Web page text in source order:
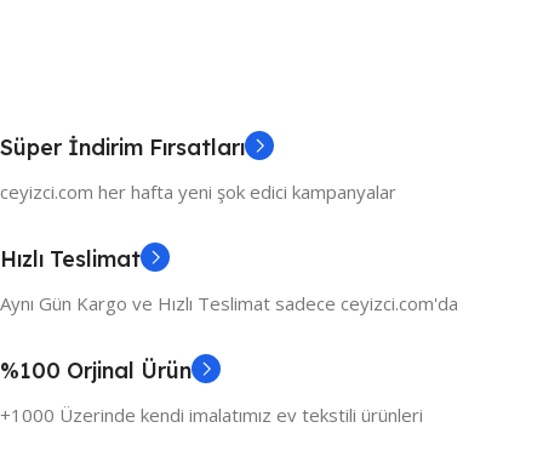
Süper İndirim Fırsatları
ceyizci.com her hafta yeni şok edici kampanyalar
Hızlı Teslimat
Aynı Gün Kargo ve Hızlı Teslimat sadece ceyizci.com'da
%100 Orjinal Ürün
+1000 Üzerinde kendi imalatımız ev tekstili ürünleri